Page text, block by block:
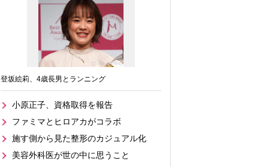
登坂絵莉、4歳長男とランニング
小原正子、資格取得を報告
ファミマとヒロアカがコラボ
施す側から見た整形のカジュアル化
美容外科医が世の中に思うこと